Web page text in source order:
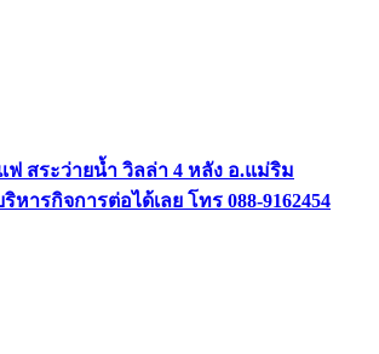
สระว่ายน้ำ วิลล่า 4 หลัง อ.แม่ริม
หารกิจการต่อได้เลย โทร 088-9162454